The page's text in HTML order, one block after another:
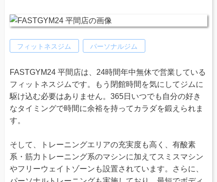
フィットネスジム パーソナルジム
FASTGYM24 平間店は、24時間年中無休で営業している
フィットネスジムです。もう閉館時間を気にしてジムに
駆け込む必要はありません。365日いつでも自分の好き
なタイミングで時間に余裕を持ってカラダを鍛えられま
す。
そして、トレーニングエリアの充実度も高く、有酸素
系・筋力トレーニング系のマシンに加えてスミスマシン
やフリーウェイトゾーンも設置されています。さらに、